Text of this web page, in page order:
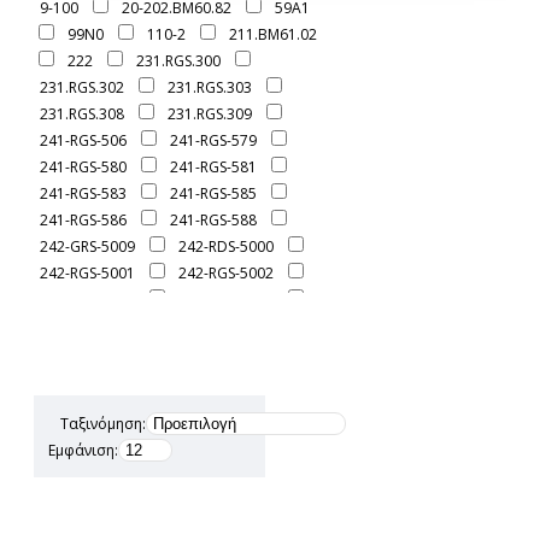
9-100
20-202.BM60.82
59A1
99N0
110-2
211.BM61.02
222
231.RGS.300
231.RGS.302
231.RGS.303
231.RGS.308
231.RGS.309
241-RGS-506
241-RGS-579
241-RGS-580
241-RGS-581
241-RGS-583
241-RGS-585
241-RGS-586
241-RGS-588
242-GRS-5009
242-RDS-5000
242-RGS-5001
242-RGS-5002
251.RGS-5056B
251.RGS-5057
251.RGS-5063
Ταξινόμηση:
Εμφάνιση: